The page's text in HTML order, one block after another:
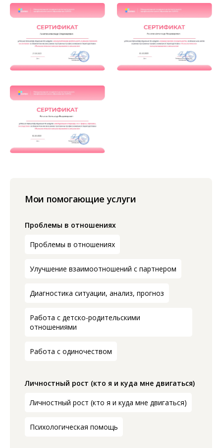
Мои помогающие услуги
Проблемы в отношениях
Проблемы в отношениях
Улучшение взаимоотношений с партнером
Диагностика ситуации, анализ, прогноз
Работа с детско-родительскими
отношениями
Работа с одиночеством
Личностный рост (кто я и куда мне двигаться)
Личностный рост (кто я и куда мне двигаться)
Психологическая помощь